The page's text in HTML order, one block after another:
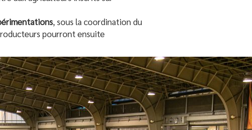
, sous la coordination du
pourront ensuite